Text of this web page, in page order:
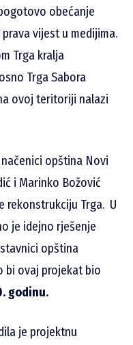
obećanje
vijest u medijima.
Trga kralja
Trga Sabora
ovoj teritoriji nalazi
opština Novi
i Marinko Božović
rekonstrukciju Trga. U
je idejno rješenje
opština
bi ovaj projekat bio
godinu.
je projektnu